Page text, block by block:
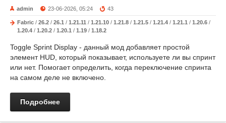
admin 23-06-2026, 05:24 43
Fabric / 26.2 / 26.1 / 1.21.11 / 1.21.10 / 1.21.8 / 1.21.5 / 1.21.4 / 1.21.1 / 1.20.6 /
1.20.4 / 1.20.2 / 1.20.1 / 1.19 / 1.18.2
Toggle Sprint Display - данный мод добавляет простой
элемент HUD, который показывает, используете ли вы спринт
или нет. Помогает определить, когда переключение спринта
на самом деле не включено.
Подробнее